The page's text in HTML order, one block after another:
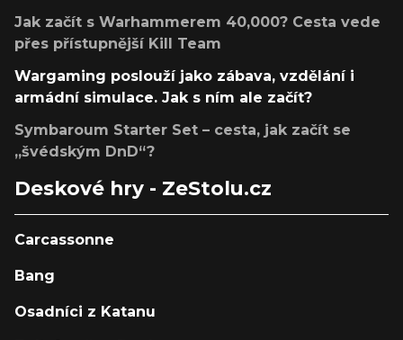
Jak začít s Warhammerem 40,000? Cesta vede
přes přístupnější Kill Team
Wargaming poslouží jako zábava, vzdělání i
armádní simulace. Jak s ním ale začít?
Symbaroum Starter Set – cesta, jak začít se
„švédským DnD“?
Deskové hry - ZeStolu.cz
Carcassonne
Bang
Osadníci z Katanu